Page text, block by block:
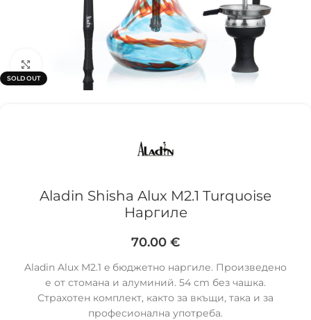
SOLD OUT
Click to enlarge
Aladin Shisha Alux M2.1 Turquoise
Наргиле
70.00 €
Aladin Alux M2.1 e бюджетно наргиле. Произведено
е от стомана и алуминий. 54 cm без чашка.
Страхотен комплект, както за вкъщи, така и за
професионална употреба.